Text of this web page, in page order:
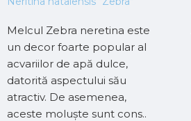
Melcul Zebra neretina este
un decor foarte popular al
acvariilor de apă dulce,
datorită aspectului său
atractiv. De asemenea,
aceste moluște sunt cons..